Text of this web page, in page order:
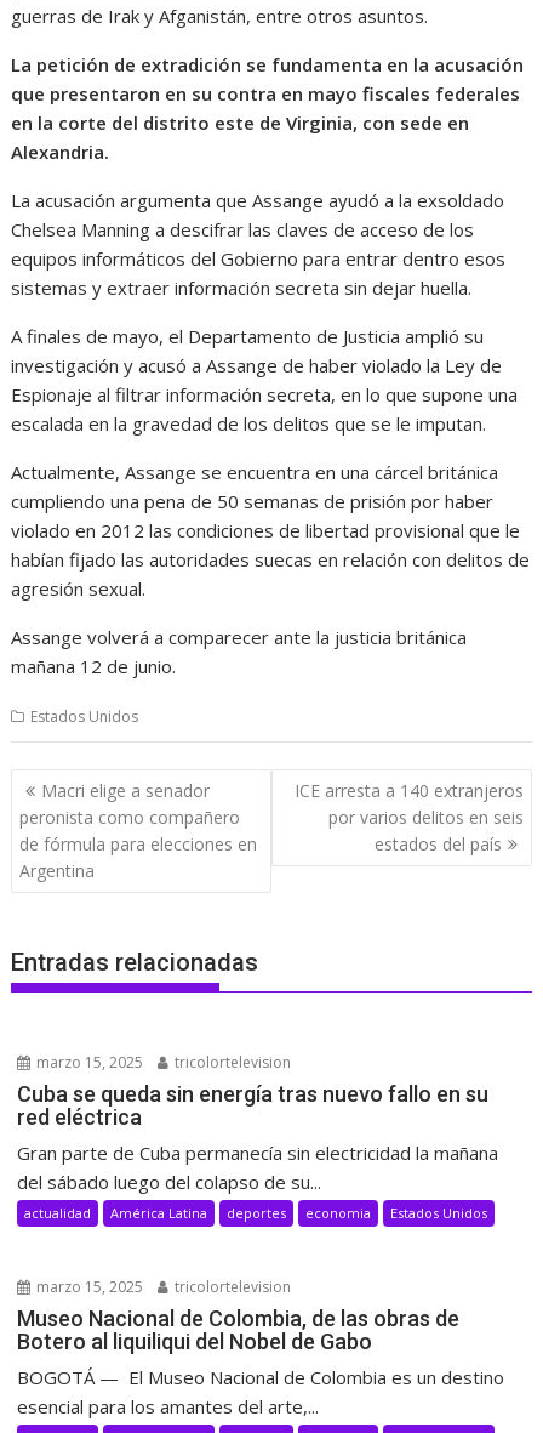
guerras de Irak y Afganistán, entre otros asuntos.
La petición de extradición se fundamenta en la acusación
que presentaron en su contra en mayo fiscales federales
en la corte del distrito este de Virginia, con sede en
Alexandria.
La acusación argumenta que Assange ayudó a la exsoldado
Chelsea Manning a descifrar las claves de acceso de los
equipos informáticos del Gobierno para entrar dentro esos
sistemas y extraer información secreta sin dejar huella.
A finales de mayo, el Departamento de Justicia amplió su
investigación y acusó a Assange de haber violado la Ley de
Espionaje al filtrar información secreta, en lo que supone una
escalada en la gravedad de los delitos que se le imputan.
Actualmente, Assange se encuentra en una cárcel británica
cumpliendo una pena de 50 semanas de prisión por haber
violado en 2012 las condiciones de libertad provisional que le
habían fijado las autoridades suecas en relación con delitos de
agresión sexual.
Assange volverá a comparecer ante la justicia británica
mañana 12 de junio.
Estados Unidos
Navegación
de
entradas
Macri elige a senador
peronista como compañero
de fórmula para elecciones en
Argentina
ICE arresta a 140 extranjeros
por varios delitos en seis
estados del país
Entradas relacionadas
marzo 15, 2025 tricolortelevision
Cuba se queda sin energía tras nuevo fallo en su
red eléctrica
Gran parte de Cuba permanecía sin electricidad la mañana
del sábado luego del colapso de su...
actualidad América Latina deportes economia Estados Unidos
marzo 15, 2025 tricolortelevision
Museo Nacional de Colombia, de las obras de
Botero al liquiliqui del Nobel de Gabo
BOGOTÁ — El Museo Nacional de Colombia es un destino
esencial para los amantes del arte,...